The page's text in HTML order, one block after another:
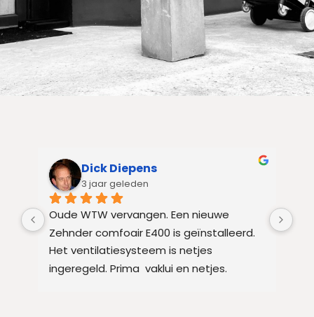
Dick Diepens
3 jaar geleden
Oude WTW vervangen. Een nieuwe
Zehnder comfoair E400 is geïnstalleerd.
Het ventilatiesysteem is netjes
ingeregeld. Prima  vaklui en netjes.